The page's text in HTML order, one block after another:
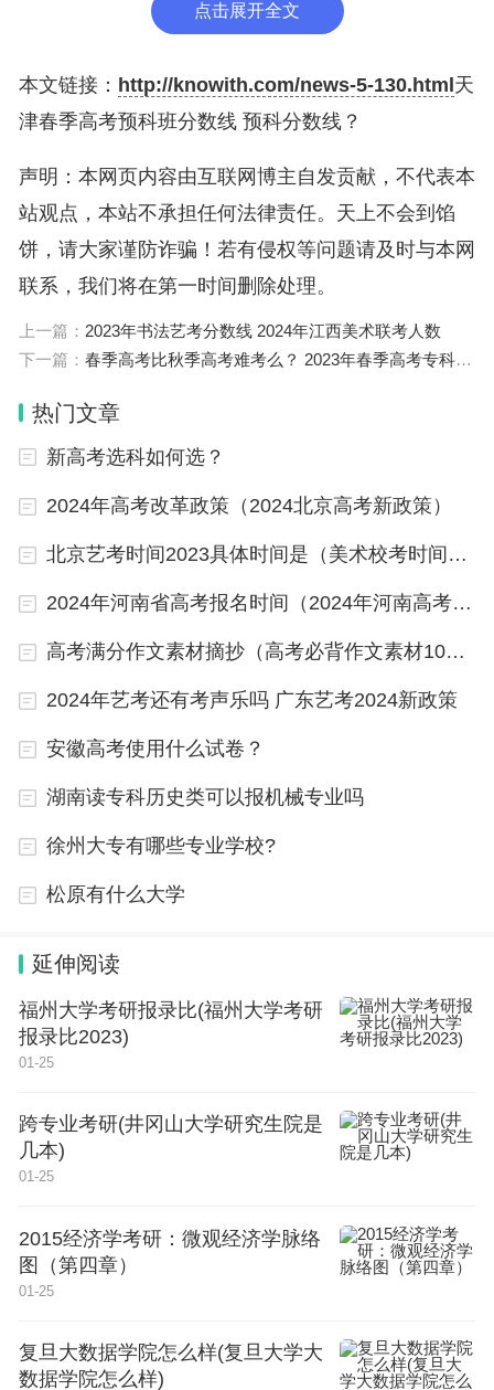
广西大学学校概况、师资力量及学科建设：
学校概况：
广西大学坐落于素有“中国绿城”之称的广西首府南
宁，是广西唯一的国家“211工程”建设学校，“双一
流”建设高校，教育部和广西壮族自治区人民政府“部
区合建”高校。学校占地面积2.14万余亩。
其中，本校面积4550.7亩，广西亚热带农科新城1.69
万亩，校舍总建筑面积200余万平方米。
现有在职在编教职工3346人，具有正高级专业技术
工程院院士2人，国家重大人才工程项目人选62人，
享受国务院特殊津贴者29人。
学科建设：
学校学科门类齐全，哲、经、法、教、文、理、工、
农、医、管、艺等11大门类，一级学科38个，2022
年招生本科专业66个，其中35个专业按15个大类招
流学科群，2个国家重点学科。
录取分数线对比
录取分数线
1 天津大学 640 509
2 天津师范大学 600 480
3 天津职业大学 481 380
4 天津中德职业技术学院 493 360
7 天津电子信息职业技术学院 399 236
8 天津工程职业技术学院 426 245
9 天津公安警官职业学院 371 287
10 天津广播影视职业学院 381 220
11 天津国土资源和房屋职业学院 396 221
14 天津交通职业学院 359 252
15 天津开发区职业技术学院 390 220
16 天津青年职业学院 328 220
17 天津轻工职业技术学院 354 232
18 天津商务职业学院 441 236
21 天津现代职业技术学院 333 221
22 天津冶金职业技术学院 320 160
23 天津医学高等专科学校 502 410
点击展开全文
本文链接： http://knowith.com/news-5-130.html 天
津春季高考预科班分数线 预科分数线？
声明：本网页内容由互联网博主自发贡献，不代表本
站观点，本站不承担任何法律责任。天上不会到馅
饼，请大家谨防诈骗！若有侵权等问题请及时与本网
联系，我们将在第一时间删除处理。
上一篇： 2023年书法艺考分数线 2024年江西美术联考人数
下一篇： 春季高考比秋季高考难考么？ 2023年春季高考专科分数线
热门文章
新高考选科如何选？
2024年高考改革政策（2024北京高考新政策）
北京艺考时间2023具体时间是（美术校考时间2023具体时间）
2024年河南省高考报名时间（2024年河南高考人数）
高考满分作文素材摘抄（高考必背作文素材10篇）
2024年艺考还有考声乐吗 广东艺考2024新政策
安徽高考使用什么试卷？
湖南读专科历史类可以报机械专业吗
徐州大专有哪些专业学校?
松原有什么大学
延伸阅读
福州大学考研报录比(福州大学考研
报录比2023)
01-25
跨专业考研(井冈山大学研究生院是
几本)
01-25
2015经济学考研：微观经济学脉络
图（第四章）
01-25
复旦大数据学院怎么样(复旦大学大
数据学院怎么样)